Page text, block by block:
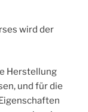
wird der
Herstellung
und für die